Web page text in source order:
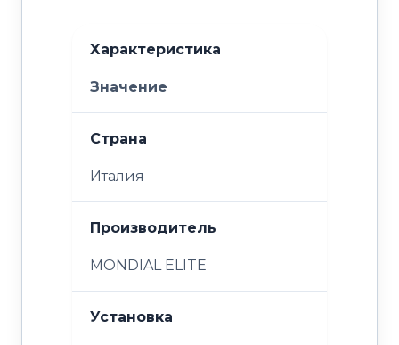
Характеристика
Значение
Страна
Италия
Производитель
MONDIAL ELITE
Установка